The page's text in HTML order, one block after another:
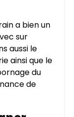
a bien un
sur
aussi le
ainsi que le
du
de